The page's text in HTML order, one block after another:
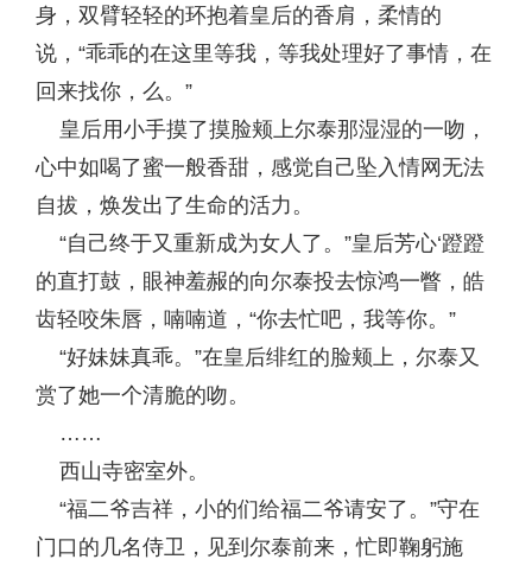
身，双臂轻轻的环抱着皇后的香肩，柔情的
说，“乖乖的在这里等我，等我处理好了事情，在
回来找你，么。”
皇后用小手摸了摸脸颊上尔泰那湿湿的一吻，
心中如喝了蜜一般香甜，感觉自己坠入情网无法
自拔，焕发出了生命的活力。
“自己终于又重新成为女人了。”皇后芳心‘蹬蹬
的直打鼓，眼神羞赧的向尔泰投去惊鸿一瞥，皓
齿轻咬朱唇，喃喃道，“你去忙吧，我等你。”
“好妹妹真乖。”在皇后绯红的脸颊上，尔泰又
赏了她一个清脆的吻。
……
西山寺密室外。
“福二爷吉祥，小的们给福二爷请安了。”守在
门口的几名侍卫，见到尔泰前来，忙即鞠躬施